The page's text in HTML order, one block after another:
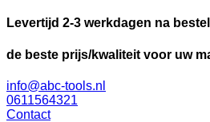
Levertijd 2-3 werkdagen na
de beste prijs/kwaliteit voor uw
info@abc-tools.nl
0611564321
Contact